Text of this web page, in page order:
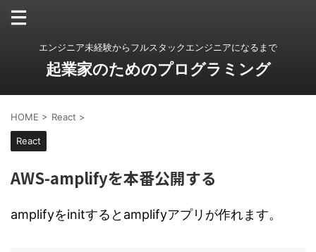
エンジニア未経験からフルスタックエンジニアになるまで
起業家のためのプログラミング
HOME > React >
React
AWS-amplifyを本番公開する
amplifyをinitするとamplifyアプリが作れます。